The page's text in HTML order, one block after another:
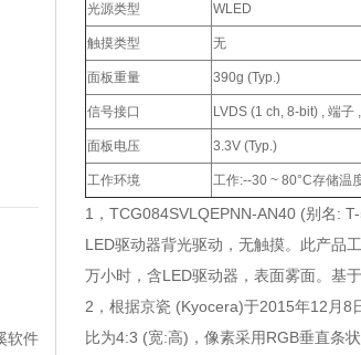
软件
光源类型 WLED
触摸类型 无
面板重量 390g (Typ.)
信号接口 LVDS (1 ch, 8-bit) , 端子
面板电压 3.3V (Typ.)
工作环境 工作:--30 ~ 80°C存储温
1，TCG084SVLQEPNN-AN40 (别名:
LED驱动器背光驱动，无触摸。此产品
万小时，含LED驱动器，表面雾面。基
2，根据京瓷 (Kyocera)于2015年12月8
比为4:3 (宽:高)，像素采用RGB垂直条